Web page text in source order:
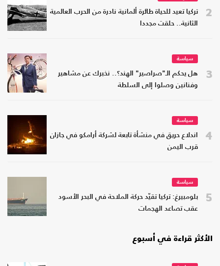
2
تركيا تعيد للحياة طائرة ألمانية نادرة من الحرب العالمية
الثانية.. حلقت مجددا
3
سياسة
هل يحكم الـ"صراصير" الهند؟.. نخبرك عن مشاهير
وفنانين وصلوا إلى السلطة
4
سياسة
اندلاع حريق في منشأة تابعة لشركة أرامكو في جازان
قرب اليمن
5
سياسة
بلومبيرغ: تركيا تقيّد حركة الملاحة في البحر الأسود
عقب تصاعد الهجمات
الأكثر قراءة في أسبوع